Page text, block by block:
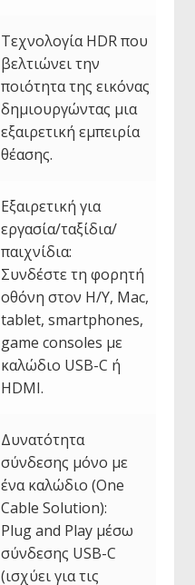
Τεχνολογία HDR που
βελτιώνει την
ποιότητα της εικόνας
δημιουργώντας μια
εξαιρετική εμπειρία
θέασης.
Εξαιρετική για
εργασία/ταξίδια/
παιχνίδια:
Συνδέστε τη φορητή
οθόνη στον Η/Υ, Mac,
tablet, smartphones,
game consoles με
καλώδιο USB-C ή
HDMI.
Δυνατότητα
σύνδεσης μόνο με
ένα καλώδιο (One
Cable Solution):
Plug and Play μέσω
σύνδεσης USB-C
(ισχύει για τις